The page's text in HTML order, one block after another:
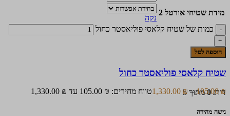
מידת שטיחי אורטל 2
נקה
כמות של שטיח קלאסי פוליאסטר כחול
הוספה לסל
שטיח קלאסי פוליאסטר כחול
דורג0מתוך 5105.00₪
–
1,330.00 ₪ טווח מחירים: ⁦105.00 ₪⁩ עד ⁦1,330.00 ₪⁩
גישה מהירה